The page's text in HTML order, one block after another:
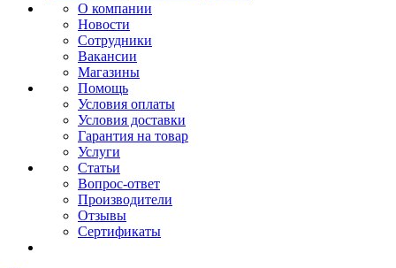
О компании
Новости
Сотрудники
Вакансии
Магазины
Помощь
Условия оплаты
Условия доставки
Гарантия на товар
Услуги
Статьи
Вопрос-ответ
Производители
Отзывы
Сертификаты